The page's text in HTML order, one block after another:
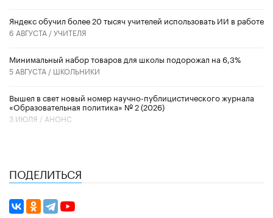
​Яндекс обучил более 20 тысяч учителей использовать ИИ в работе
6 АВГУСТА /УЧИТЕЛЯ
Минимальный набор товаров для школы подорожал на 6,3%
5 АВГУСТА / ШКОЛЬНИКИ
Вышел в свет новый номер научно-публицистического журнала
«Образовательная политика» № 2 (2026)
3 ИЮЛЯ / АНОНС
ПОДЕЛИТЬСЯ